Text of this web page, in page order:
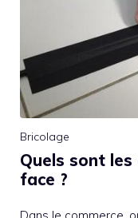
Bricolage
Quels sont
face ?